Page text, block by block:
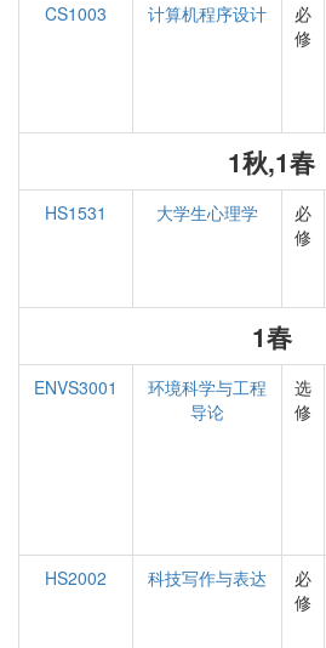
CS1003
计算机程序设计
必
修
1秋,1春
HS1531 大学生心理学
必
修
1春
ENVS3001
环境科学与工程
导论
选
修
HS2002
科技写作与表达
必
修